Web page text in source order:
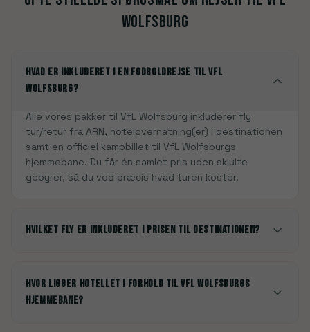
Wolfsburg
Hvad er inkluderet i en fodboldrejse til VfL
Wolfsburg?
Alle vores pakker til VfL Wolfsburg inkluderer fly
tur/retur fra ARN, hotelovernatning(er) i destinationen
samt en officiel kampbillet til VfL Wolfsburgs
hjemmebane. Du får én samlet pris uden skjulte
gebyrer, så du ved præcis hvad turen koster.
Hvilket fly er inkluderet i prisen til destinationen?
Hvor ligger hotellet i forhold til VfL Wolfsburgs
hjemmebane?